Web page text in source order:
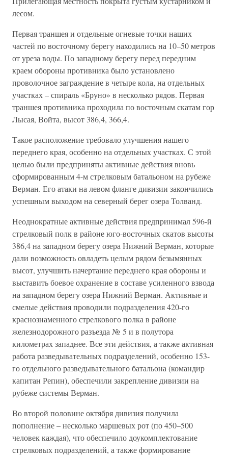
лесом.
Первая траншея и отдельные огневые точки наших
частей по восточному берегу находились на 10–50 метров
от уреза воды. По западному берегу перед передним
краем обороны противника было установлено
проволочное заграждение в четыре кола, на отдельных
участках – спираль «Бруно» в несколько рядов. Первая
траншея противника проходила по восточным скатам гор
Лысая, Войта, высот 386,4, 366,4.
Такое расположение требовало улучшения нашего
переднего края, особенно на отдельных участках. С этой
целью были предприняты активные действия вновь
сформированным 4-м стрелковым батальоном на рубеже
Верман. Его атаки на левом фланге дивизии закончились
успешным выходом на северный берег озера Толванд.
Неоднократные активные действия предпринимал 596-й
стрелковый полк в районе юго-восточных скатов высоты
386,4 на западном берегу озера Нижний Верман, которые
дали возможность овладеть целым рядом безымянных
высот, улучшить начертание переднего края обороны и
выставить боевое охранение в составе усиленного взвода
на западном берегу озера Нижний Верман. Активные и
смелые действия проводили подразделения 420-го
краснознаменного стрелкового полка в районе
железнодорожного разъезда № 5 и в полутора
километрах западнее. Все эти действия, а также активная
работа разведывательных подразделений, особенно 153-
го отдельного разведывательного батальона (командир
капитан Репин), обеспечили закрепление дивизии на
рубеже системы Верман.
Во второй половине октября дивизия получила
пополнение – несколько маршевых рот (по 450–500
человек каждая), что обеспечило доукомплектование
стрелковых подразделений, а также формирование